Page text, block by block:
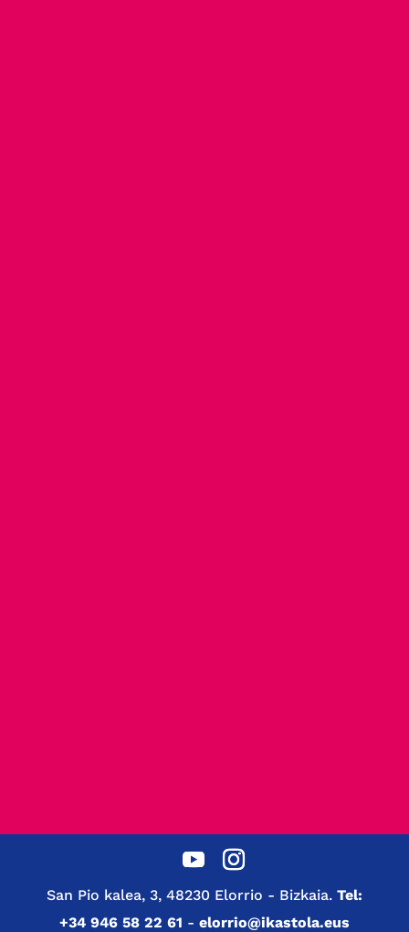
San Pio kalea, 3, 48230 Elorrio - Bizkaia. Tel:
+34 946 58 22 61 - elorrio@ikastola.eus